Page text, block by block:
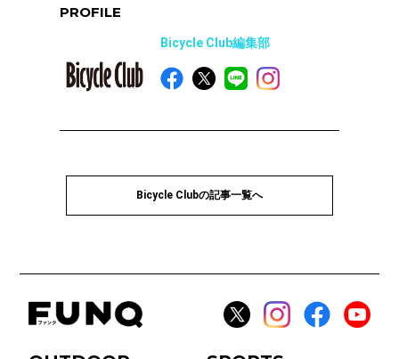
PROFILE
Bicycle Club編集部
Bicycle Clubの記事一覧へ